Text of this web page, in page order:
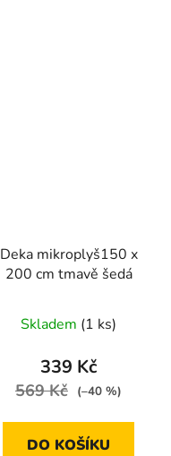
Deka mikroplyš150 x
200 cm tmavě šedá
Skladem (1 ks)
339 Kč
569 Kč (–40 %)
DO KOŠÍKU